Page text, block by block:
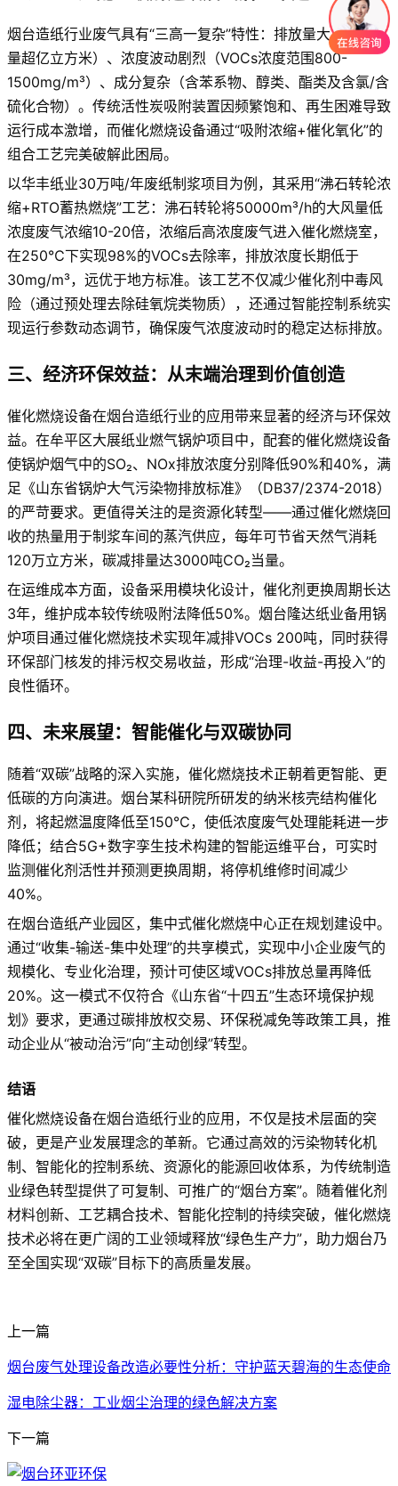
烟台造纸行业废气具有“三高一复杂”特性：排放量大（年排放
量超亿立方米）、浓度波动剧烈（VOCs浓度范围800-
1500mg/m³）、成分复杂（含苯系物、醇类、酯类及含氯/含
硫化合物）。传统活性炭吸附装置因频繁饱和、再生困难导致
运行成本激增，而催化燃烧设备通过“吸附浓缩+催化氧化”的
组合工艺完美破解此困局。
以华丰纸业30万吨/年废纸制浆项目为例，其采用“沸石转轮浓
缩+RTO蓄热燃烧”工艺：沸石转轮将50000m³/h的大风量低
浓度废气浓缩10-20倍，浓缩后高浓度废气进入催化燃烧室，
在250℃下实现98%的VOCs去除率，排放浓度长期低于
30mg/m³，远优于地方标准。该工艺不仅减少催化剂中毒风
险（通过预处理去除硅氧烷类物质），还通过智能控制系统实
现运行参数动态调节，确保废气浓度波动时的稳定达标排放。
三、经济环保效益：从末端治理到价值创造
催化燃烧设备在烟台造纸行业的应用带来显著的经济与环保效
益。在牟平区大展纸业燃气锅炉项目中，配套的催化燃烧设备
使锅炉烟气中的SO₂、NOx排放浓度分别降低90%和40%，满
足《山东省锅炉大气污染物排放标准》（DB37/2374-2018）
的严苛要求。更值得关注的是资源化转型——通过催化燃烧回
收的热量用于制浆车间的蒸汽供应，每年可节省天然气消耗
120万立方米，碳减排量达3000吨CO₂当量。
在运维成本方面，设备采用模块化设计，催化剂更换周期长达
3年，维护成本较传统吸附法降低50%。烟台隆达纸业备用锅
炉项目通过催化燃烧技术实现年减排VOCs 200吨，同时获得
环保部门核发的排污权交易收益，形成“治理-收益-再投入”的
良性循环。
四、未来展望：智能催化与双碳协同
随着“双碳”战略的深入实施，催化燃烧技术正朝着更智能、更
低碳的方向演进。烟台某科研院所研发的纳米核壳结构催化
剂，将起燃温度降低至150℃，使低浓度废气处理能耗进一步
降低；结合5G+数字孪生技术构建的智能运维平台，可实时
监测催化剂活性并预测更换周期，将停机维修时间减少
40%。
在烟台造纸产业园区，集中式催化燃烧中心正在规划建设中。
通过“收集-输送-集中处理”的共享模式，实现中小企业废气的
规模化、专业化治理，预计可使区域VOCs排放总量再降低
20%。这一模式不仅符合《山东省“十四五”生态环境保护规
划》要求，更通过碳排放权交易、环保税减免等政策工具，推
动企业从“被动治污”向“主动创绿”转型。
结语
催化燃烧设备在烟台造纸行业的应用，不仅是技术层面的突
破，更是产业发展理念的革新。它通过高效的污染物转化机
制、智能化的控制系统、资源化的能源回收体系，为传统制造
业绿色转型提供了可复制、可推广的“烟台方案”。随着催化剂
材料创新、工艺耦合技术、智能化控制的持续突破，催化燃烧
技术必将在更广阔的工业领域释放“绿色生产力”，助力烟台乃
至全国实现“双碳”目标下的高质量发展。
上一篇
烟台废气处理设备改造必要性分析：守护蓝天碧海的生态使命
湿电除尘器：工业烟尘治理的绿色解决方案
下一篇